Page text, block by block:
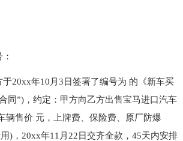
年10月3日签署了编号为 的《新车买
同”)，约定：甲方向乙方出售宝马进口汽车
辆售价 元，上牌费、保险费、原厂防爆
)，20xx年11月22日交齐全款，45天内安排